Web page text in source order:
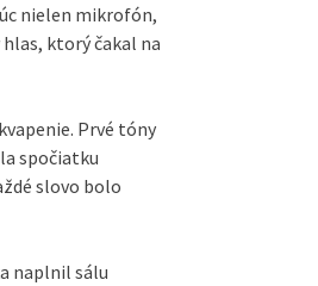
nielen mikrofón,
ktorý čakal na
Prvé tóny
spočiatku
slovo bolo
naplnil sálu